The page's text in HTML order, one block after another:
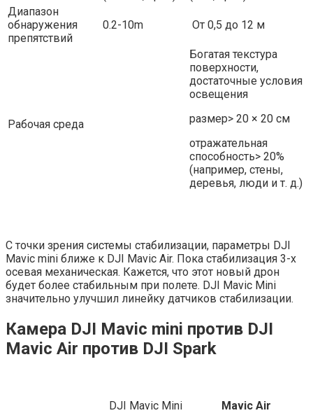
Диапазон
обнаружения
препятствий
0.2-10m От 0,5 до 12 м
Рабочая среда
Богатая текстура
поверхности,
достаточные условия
освещения
размер> 20 × 20 см
отражательная
способность> 20%
(например, стены,
деревья, люди и т. д.)
С точки зрения системы стабилизации, параметры DJI
Mavic mini ближе к DJI Mavic Аir. Пока стабилизация 3-х
осевая механическая. Кажется, что этот новый дрон
будет более стабильным при полете. DJI Mavic Mini
значительно улучшил линейку датчиков стабилизации.
Камера DJI Mavic mini против DJI
Mavic Air против DJI Spark
DJI Mavic Mini
Mavic Аir